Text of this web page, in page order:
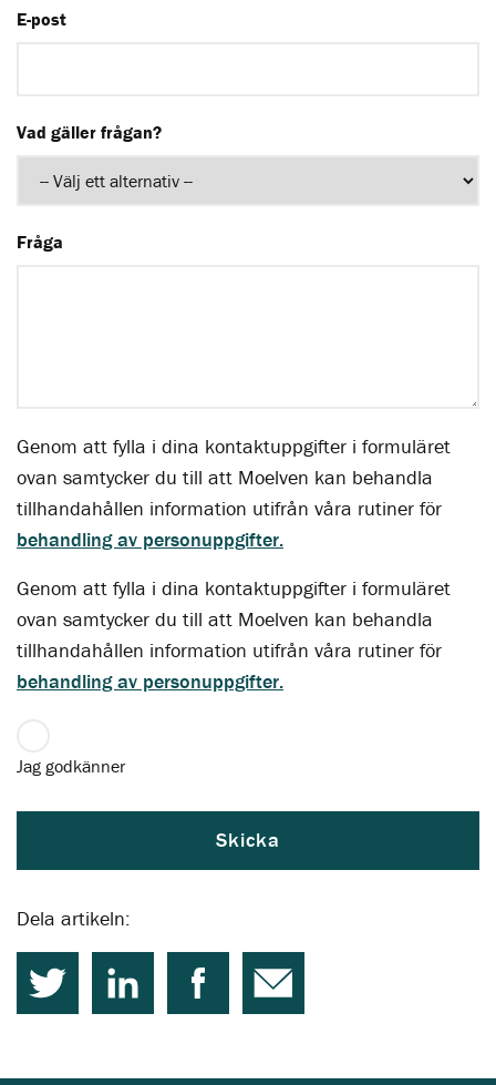
E-post
Vad gäller frågan?
Fråga
Genom att fylla i dina kontaktuppgifter i formuläret
ovan samtycker du till att Moelven kan behandla
tillhandahållen information utifrån våra rutiner för
behandling av personuppgifter.
Genom att fylla i dina kontaktuppgifter i formuläret
ovan samtycker du till att Moelven kan behandla
tillhandahållen information utifrån våra rutiner för
behandling av personuppgifter.
Jag godkänner
Skicka
Dela artikeln: